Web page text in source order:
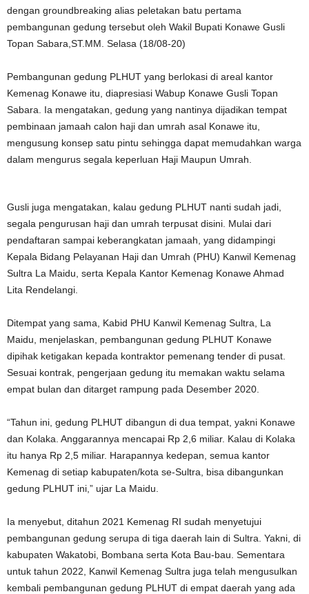
dengan groundbreaking alias peletakan batu pertama
pembangunan gedung tersebut oleh Wakil Bupati Konawe Gusli
Topan Sabara,ST.MM. Selasa (18/08-20)
Pembangunan gedung PLHUT yang berlokasi di areal kantor
Kemenag Konawe itu, diapresiasi Wabup Konawe Gusli Topan
Sabara. Ia mengatakan, gedung yang nantinya dijadikan tempat
pembinaan jamaah calon haji dan umrah asal Konawe itu,
mengusung konsep satu pintu sehingga dapat memudahkan warga
dalam mengurus segala keperluan Haji Maupun Umrah.
Gusli juga mengatakan, kalau gedung PLHUT nanti sudah jadi,
segala pengurusan haji dan umrah terpusat disini. Mulai dari
pendaftaran sampai keberangkatan jamaah, yang didampingi
Kepala Bidang Pelayanan Haji dan Umrah (PHU) Kanwil Kemenag
Sultra La Maidu, serta Kepala Kantor Kemenag Konawe Ahmad
Lita Rendelangi.
Ditempat yang sama, Kabid PHU Kanwil Kemenag Sultra, La
Maidu, menjelaskan, pembangunan gedung PLHUT Konawe
dipihak ketigakan kepada kontraktor pemenang tender di pusat.
Sesuai kontrak, pengerjaan gedung itu memakan waktu selama
empat bulan dan ditarget rampung pada Desember 2020.
“Tahun ini, gedung PLHUT dibangun di dua tempat, yakni Konawe
dan Kolaka. Anggarannya mencapai Rp 2,6 miliar. Kalau di Kolaka
itu hanya Rp 2,5 miliar. Harapannya kedepan, semua kantor
Kemenag di setiap kabupaten/kota se-Sultra, bisa dibangunkan
gedung PLHUT ini,” ujar La Maidu.
Ia menyebut, ditahun 2021 Kemenag RI sudah menyetujui
pembangunan gedung serupa di tiga daerah lain di Sultra. Yakni, di
kabupaten Wakatobi, Bombana serta Kota Bau-bau. Sementara
untuk tahun 2022, Kanwil Kemenag Sultra juga telah mengusulkan
kembali pembangunan gedung PLHUT di empat daerah yang ada